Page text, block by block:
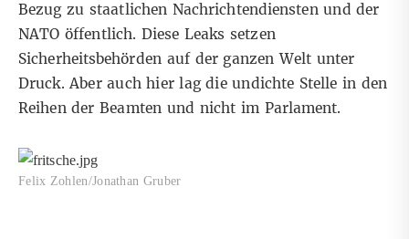
Bezug zu staatlichen Nachrichtendiensten und der
NATO öffentlich. Diese Leaks setzen
Sicherheitsbehörden auf der ganzen Welt unter
Druck. Aber auch hier lag die undichte Stelle in den
Reihen der Beamten und nicht im Parlament.
Felix Zohlen/Jonathan Gruber